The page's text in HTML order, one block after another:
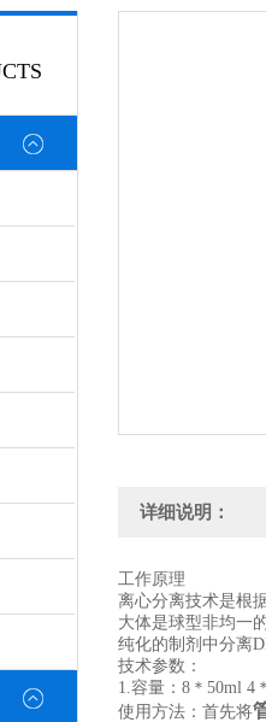
详细说明：
工作原理
离心分离技术是根
大体是球型非均一
纯化的制剂中分离
技术参数：
1.容量：8＊50ml 4
使用方法：首先将